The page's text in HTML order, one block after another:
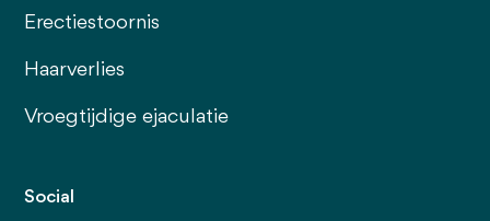
Erectiestoornis
Haarverlies
Vroegtijdige ejaculatie
Social